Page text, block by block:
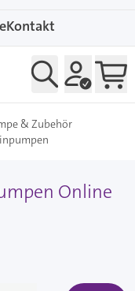
Kontakt
& Zubehör
Online